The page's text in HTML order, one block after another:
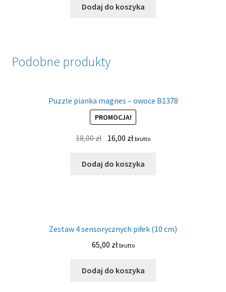
Dodaj do koszyka
Podobne produkty
Puzzle pianka magnes – owoce B1378
PROMOCJA!
18,00zł 16,00 zł brutto
Dodaj do koszyka
Zestaw 4 sensorycznych piłek (10 cm)
65,00 zł brutto
Dodaj do koszyka